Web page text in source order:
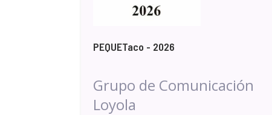
PEQUETaco - 2026
Grupo de Comunicación
Loyola